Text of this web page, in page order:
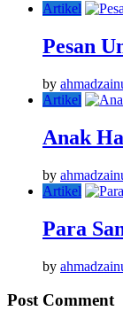
Artikel
Pesan
by
Artikel
Anak
by
Artikel
Para
by
Post Comment